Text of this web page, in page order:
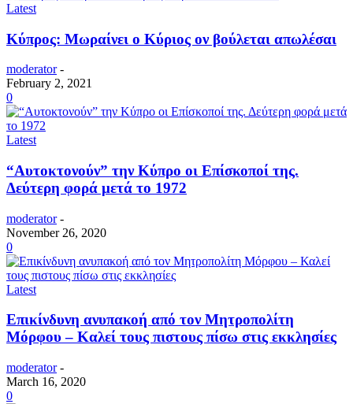
Latest
Κύπρος: Μωραίνει ο Κύριος ον βούλεται απωλέσαι
moderator -
February 2, 2021
0
Latest
“Αυτοκτονούν” την Κύπρο οι Επίσκοποί της.
Δεύτερη φορά μετά το 1972
moderator -
November 26, 2020
0
Latest
Επικίνδυνη ανυπακοή από τον Μητροπολίτη
Μόρφου – Καλεί τους πιστους πίσω στις εκκλησίες
moderator -
March 16, 2020
0